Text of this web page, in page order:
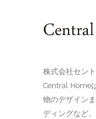
株式会社セン
Central Home
物のデザイン
ディングなど、